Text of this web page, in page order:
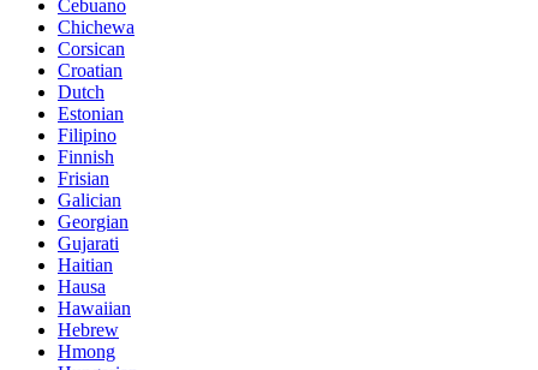
Cebuano
Chichewa
Corsican
Croatian
Dutch
Estonian
Filipino
Finnish
Frisian
Galician
Georgian
Gujarati
Haitian
Hausa
Hawaiian
Hebrew
Hmong